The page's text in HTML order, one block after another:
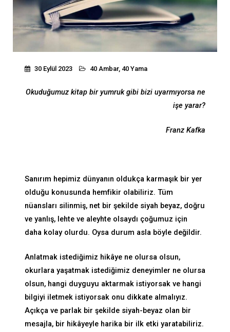
30 Eylül 2023 40 Ambar, 40 Yama
Okuduğumuz kitap bir yumruk gibi bizi uyarmıyorsa ne
işe yarar?
Franz Kafka
Sanırım hepimiz dünyanın oldukça karmaşık bir yer
olduğu konusunda hemfikir olabiliriz. Tüm
nüansları silinmiş, net bir şekilde siyah beyaz, doğru
ve yanlış, lehte ve aleyhte olsaydı çoğumuz için
daha kolay olurdu. Oysa durum asla böyle değildir.
Anlatmak istediğimiz hikâye ne olursa olsun,
okurlara yaşatmak istediğimiz deneyimler ne olursa
olsun, hangi duyguyu aktarmak istiyorsak ve hangi
bilgiyi iletmek istiyorsak onu dikkate almalıyız.
Açıkça ve parlak bir şekilde siyah-beyaz olan bir
mesajla, bir hikâyeyle harika bir ilk etki yaratabiliriz.